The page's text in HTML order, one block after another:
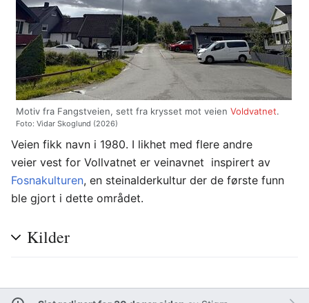
Motiv fra Fangstveien, sett fra krysset mot veien Voldvatnet.
Foto: Vidar Skoglund (2026)
Veien fikk navn i 1980. I likhet med flere andre
veier vest for Vollvatnet er veinavnet inspirert av
Fosnakulturen, en steinalderkultur der de første funn
ble gjort i dette området.
Kilder